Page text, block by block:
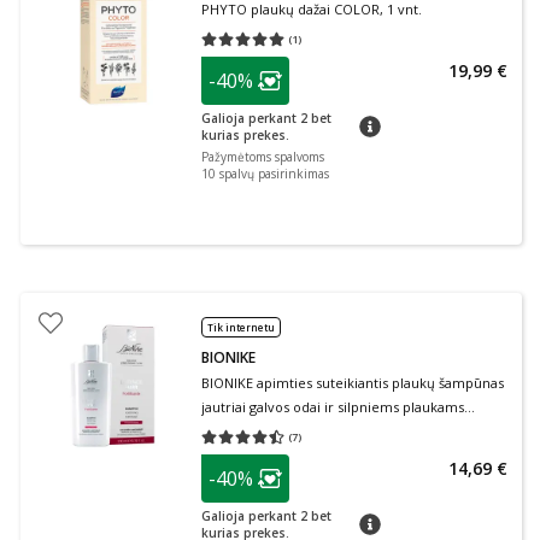
PHYTO plaukų dažai COLOR, 1 vnt.
(1)
Vidutinis įvertinimas 5.00
patarimas
Lojalumo klubo narių nuolaida
-40%
Galioja perkant 2 bet
kurias prekes.
patarimas
19,99 €
Pažymėtoms spalvoms
10 spalvų pasirinkimas
Tik internetu
BIONIKE
BIONIKE apimties suteikiantis plaukų šampūnas
jautriai galvos odai ir silpniems plaukams
DEFENCE HAIR FORTIFYING, 200 ml
(7)
Vidutinis įvertinimas 4.43
patarimas
Lojalumo klubo narių nuolaida
-40%
Galioja perkant 2 bet
kurias prekes.
patarimas
14,69 €